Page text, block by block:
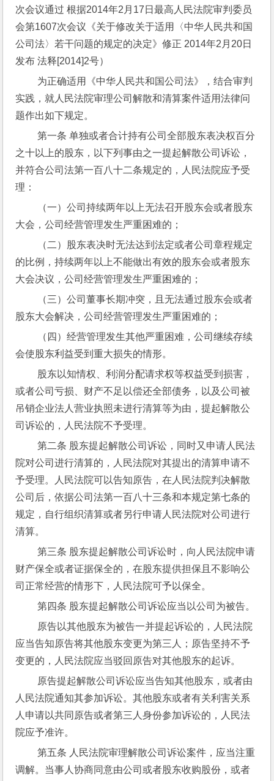
次会议通过 根据2014年2月17日最高人民法院审判委员
会第1607次会议《关于修改关于适用〈中华人民共和国
公司法〉若干问题的规定的决定》修正 2014年2月20日
发布 法释[2014]2号）
实践，就人民法院审理公司解散和清算案件适用法律问
题作出如下规定。
第一条 单独或者合计持有公司全部股东表决权百分
之十以上的股东，以下列事由之一提起解散公司诉讼，
并符合公司法第一百八十二条规定的，人民法院应予受
理：
大会，公司经营管理发生严重困难的；
的比例，持续两年以上不能做出有效的股东会或者股东
大会决议，公司经营管理发生严重困难的；
股东大会解决，公司经营管理发生严重困难的；
会使股东利益受到重大损失的情形。
或者公司亏损、财产不足以偿还全部债务，以及公司被
吊销企业法人营业执照未进行清算等为由，提起解散公
司诉讼的，人民法院不予受理。
第二条 股东提起解散公司诉讼，同时又申请人民法
院对公司进行清算的，人民法院对其提出的清算申请不
予受理。人民法院可以告知原告，在人民法院判决解散
公司后，依据公司法第一百八十三条和本规定第七条的
规定，自行组织清算或者另行申请人民法院对公司进行
清算。
第三条 股东提起解散公司诉讼时，向人民法院申请
财产保全或者证据保全的，在股东提供担保且不影响公
司正常经营的情形下，人民法院可予以保全。
第四条 股东提起解散公司诉讼应当以公司为被告。
应当告知原告将其他股东变更为第三人；原告坚持不予
变更的，人民法院应当驳回原告对其他股东的起诉。
人民法院通知其参加诉讼。其他股东或者有关利害关系
人申请以共同原告或者第三人身份参加诉讼的，人民法
院应予准许。
第五条 人民法院审理解散公司诉讼案件，应当注重
调解。当事人协商同意由公司或者股东收购股份，或者